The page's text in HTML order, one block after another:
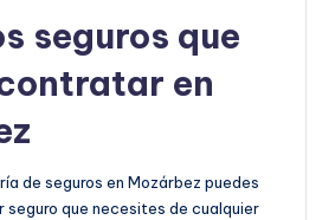
seguros que
en
de seguros en Mozárbez puedes
que necesites de cualquier